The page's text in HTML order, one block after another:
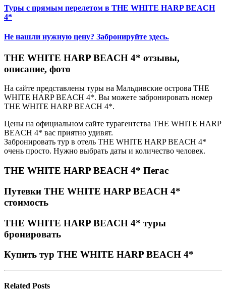
Туры с прямым перелетом в THE WHITE HARP BEACH
4*
Не нашли нужную цену? Забронируйте здесь.
THE WHITE HARP BEACH 4* отзывы,
описание, фото
На сайте представлены туры на Мальдивские острова THE
WHITE HARP BEACH 4*. Вы можете забронировать номер
THE WHITE HARP BEACH 4*.
Цены на официальном сайте турагентства THE WHITE HARP
BEACH 4* вас приятно удивят.
Забронировать тур в отель THE WHITE HARP BEACH 4*
очень просто. Нужно выбрать даты и количество человек.
THE WHITE HARP BEACH 4* Пегас
Путевки THE WHITE HARP BEACH 4*
стоимость
THE WHITE HARP BEACH 4* туры
бронировать
Купить тур THE WHITE HARP BEACH 4*
Related Posts